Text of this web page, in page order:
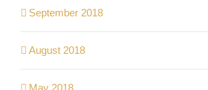
September 2018
August 2018